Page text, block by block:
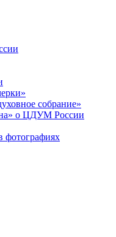
собрание»
о ЦДУМ России